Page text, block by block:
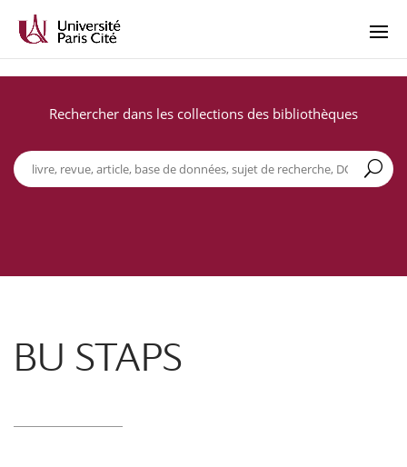
Rechercher dans les collections des bibliothèques
BU STAPS